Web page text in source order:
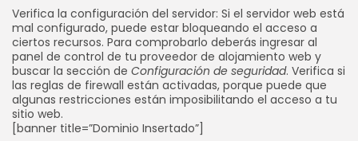
Verifica la configuración del servidor: Si el servidor web está
mal configurado, puede estar bloqueando el acceso a
ciertos recursos. Para comprobarlo deberás ingresar al
panel de control de tu proveedor de alojamiento web y
buscar la sección de Configuración de seguridad. Verifica si
las reglas de firewall están activadas, porque puede que
algunas restricciones están imposibilitando el acceso a tu
sitio web.
[banner title=”Dominio Insertado”]